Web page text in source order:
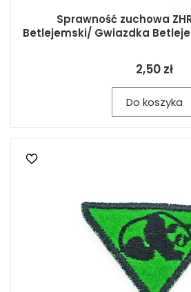
Sprawność zuchowa
Betlejemski/ Gwiazdka
2,50 zł
Do koszyka